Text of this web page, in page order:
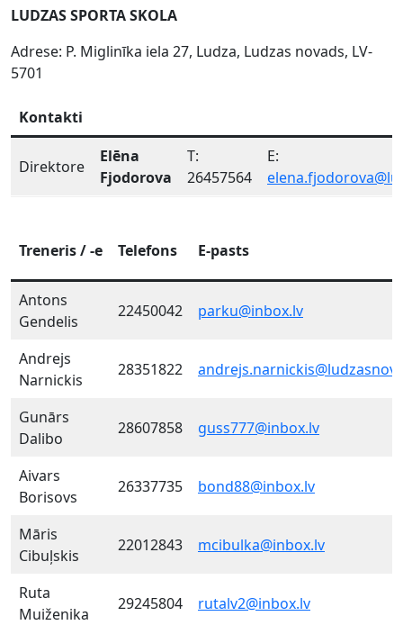
LUDZAS SPORTA SKOLA
Adrese: P. Miglinīka iela 27, Ludza, Ludzas novads, LV-
5701
Kontakti
Direktore
Elēna
Fjodorova
T:
26457564
E:
Treneris / -e Telefons E-pasts
Antons
Gendelis
22450042 parku@inbox.lv
Andrejs
Narnickis
28351822
Gunārs
Dalibo
28607858 guss777@inbox.lv
Aivars
Borisovs
26337735 bond88@inbox.lv
Māris
Cibuļskis
22012843 mcibulka@inbox.lv
Ruta
Muiženika
29245804 rutalv2@inbox.lv